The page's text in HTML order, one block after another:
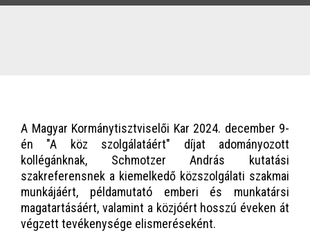
A Magyar Kormánytisztviselői Kar 2024. december 9-
én "A köz szolgálatáért" díjat adományozott
kollégánknak, Schmotzer András kutatási
szakreferensnek a kiemelkedő közszolgálati szakmai
munkájáért, példamutató emberi és munkatársi
magatartásáért, valamint a közjóért hosszú éveken át
végzett tevékenysége elismeréseként.